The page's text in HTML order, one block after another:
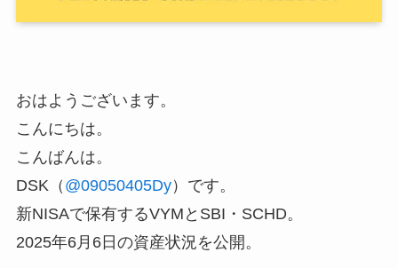
おはようございます。
こんにちは。
こんばんは。
DSK（ @09050405Dy）です。
新NISAで保有するVYMとSBI・SCHD。
2025年6月6日の資産状況を公開。